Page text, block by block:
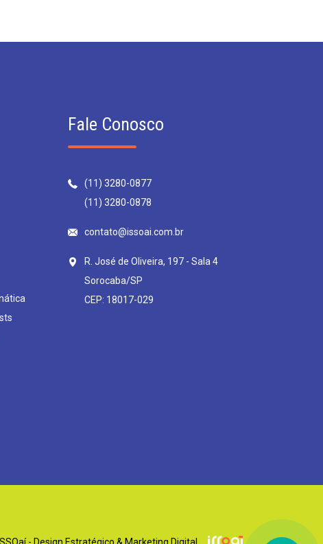
Fale Conosco
(11) 3280-0877
(11) 3280-0878
contato@issoai.com.br
R. José de Oliveira, 197 - Sala 4
Sorocaba/SP
CEP: 18017-029